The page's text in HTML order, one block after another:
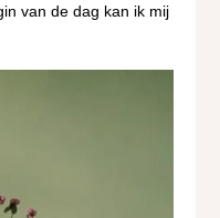
van de dag kan ik mij